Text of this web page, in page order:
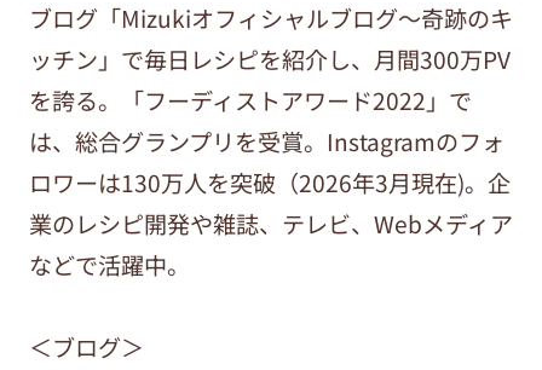
ブログ「Mizukiオフィシャルブログ～奇跡のキ
ッチン」で毎日レシピを紹介し、月間300万PV
を誇る。「フーディストアワード2022」で
は、総合グランプリを受賞。Instagramのフォ
ロワーは130万人を突破（2026年3月現在)。企
業のレシピ開発や雑誌、テレビ、Webメディア
などで活躍中。
＜ブログ＞